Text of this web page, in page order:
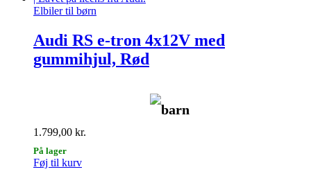
Elbiler til børn
Audi RS e-tron 4x12V med
gummihjul, Rød
barn
1.799,00 kr.
På lager
Føj til kurv